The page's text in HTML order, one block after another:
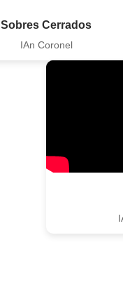
Sobres Cerrados
IAn Coronel